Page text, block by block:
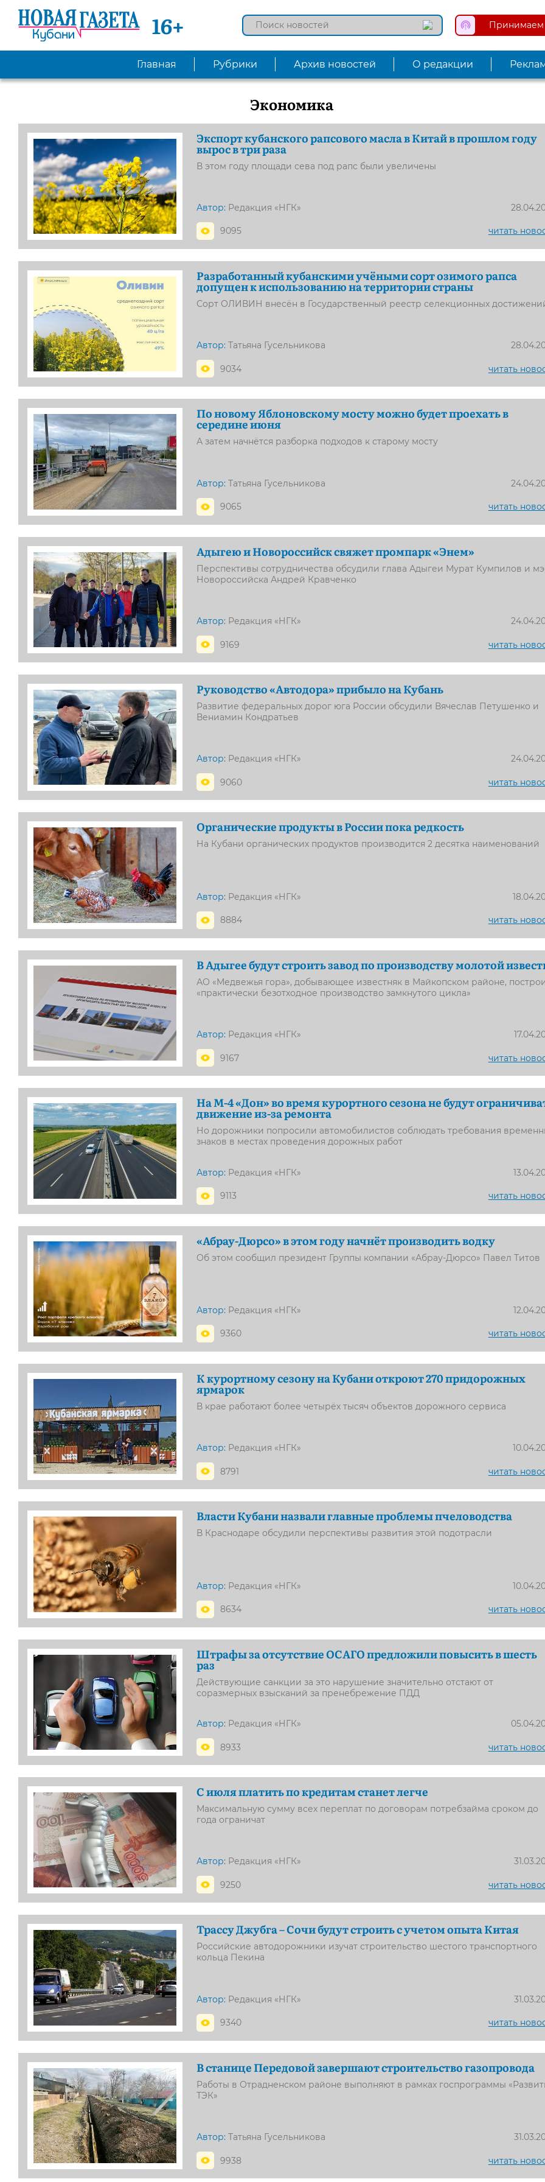
16+ Принимаем
Главная Рубрики Архив новостей О редакции
Экономика
Экспорт кубанского рапсового масла в Китай в прошлом году
вырос в три раза
В этом году площади сева под рапс были увеличены
Автор: Редакция «НГК»
9095 читать
Разработанный кубанскими учёными сорт озимого рапса
допущен к использованию на территории страны
Сорт ОЛИВИН внесён в Государственный реестр селекционных
Автор: Татьяна Гусельникова
9034 читать
По новому Яблоновскому мосту можно будет проехать в
середине июня
А затем начнётся разборка подходов к старому мосту
Автор: Татьяна Гусельникова
9065 читать
Адыгею и Новороссийск свяжет промпарк «Энем»
Перспективы сотрудничества обсудили глава Адыгеи Мурат Кумпилов и
Новороссийска Андрей Кравченко
Автор: Редакция «НГК»
9169 читать
Руководство «Автодора» прибыло на Кубань
Развитие федеральных дорог юга России обсудили Вячеслав Петушенко и
Вениамин Кондратьев
Автор: Редакция «НГК»
9060 читать
Органические продукты в России пока редкость
На Кубани органических продуктов производится 2 десятка наименований
Автор: Редакция «НГК»
8884 читать
В Адыгее будут строить завод по производству молотой
АО «Медвежья гора», добывающее известняк в Майкопском районе,
«практически безотходное производство замкнутого цикла»
Автор: Редакция «НГК»
9167 читать
На М-4 «Дон» во время курортного сезона не будут
движение из-за ремонта
Но дорожники попросили автомобилистов соблюдать требования
знаков в местах проведения дорожных работ
Автор: Редакция «НГК»
9113 читать
«Абрау-Дюрсо» в этом году начнёт производить водку
Об этом сообщил президент Группы компании «Абрау-Дюрсо» Павел Титов
Автор: Редакция «НГК»
9360 читать
К курортному сезону на Кубани откроют 270 придорожных
ярмарок
В крае работают более четырёх тысяч объектов дорожного сервиса
Автор: Редакция «НГК»
8791 читать
Власти Кубани назвали главные проблемы пчеловодства
В Краснодаре обсудили перспективы развития этой подотрасли
Автор: Редакция «НГК»
8634 читать
Штрафы за отсутствие ОСАГО предложили повысить в шесть
раз
Действующие санкции за это нарушение значительно отстают от
соразмерных взысканий за пренебрежение ПДД
Автор: Редакция «НГК»
8933 читать
С июля платить по кредитам станет легче
Максимальную сумму всех переплат по договорам потребзайма сроком до
года ограничат
Автор: Редакция «НГК»
9250 читать
Трассу Джубга – Сочи будут строить с учетом опыта Китая
Российские автодорожники изучат строительство шестого транспортного
кольца Пекина
Автор: Редакция «НГК»
9340 читать
В станице Передовой завершают строительство газопровода
Работы в Отрадненском районе выполняют в рамках госпрограммы
ТЭК»
Автор: Татьяна Гусельникова
9938 читать